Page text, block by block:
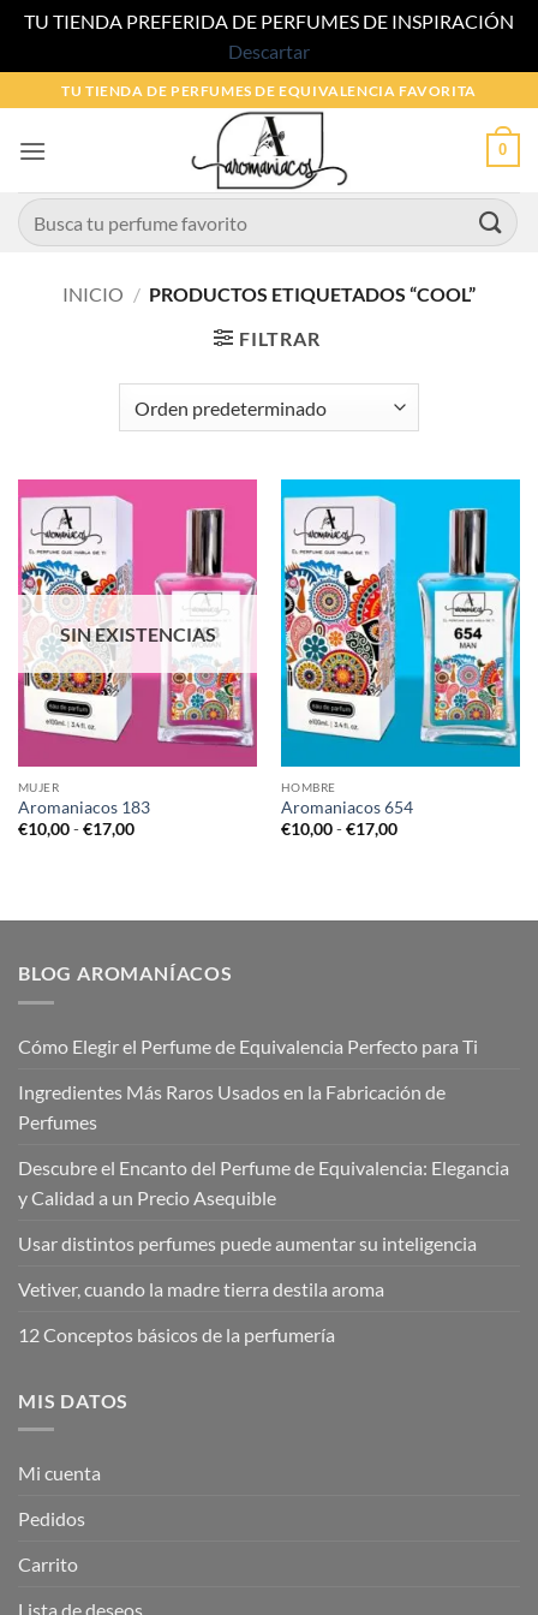
TU TIENDA PREFERIDA DE PERFUMES DE INSPIRACIÓN
Descartar
al
contenido
TU TIENDA DE PERFUMES DE EQUIVALENCIA FAVORITA
0
Buscar
por:
INICIO / PRODUCTOS ETIQUETADOS “COOL”
FILTRAR
SIN EXISTENCIAS
MUJER
Aromaniacos 183
€10,00 - €17,00Rango
€17,00
HOMBRE
Aromaniacos 654
€10,00 - €17,00Rango
€17,00
BLOG AROMANÍACOS
Cómo Elegir el Perfume de Equivalencia Perfecto para Ti
Ingredientes Más Raros Usados en la Fabricación de
Perfumes
Descubre el Encanto del Perfume de Equivalencia: Elegancia
y Calidad a un Precio Asequible
Usar distintos perfumes puede aumentar su inteligencia
Vetiver, cuando la madre tierra destila aroma
12 Conceptos básicos de la perfumería
MIS DATOS
Mi cuenta
Pedidos
Carrito
Lista de deseos